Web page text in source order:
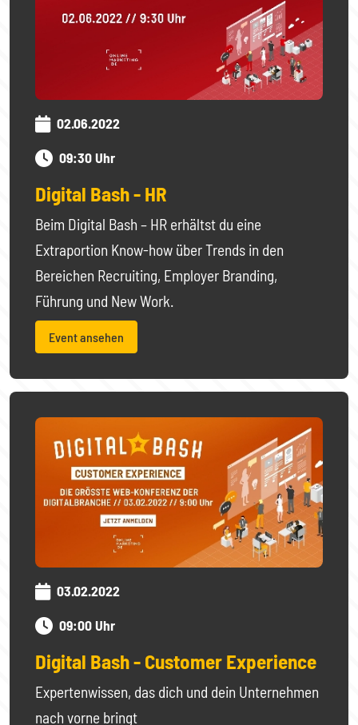
02.06.2022
09:30 Uhr
Digital Bash - HR
Beim Digital Bash – HR erhältst du eine
Extraportion Know-how über Trends in den
Bereichen Recruiting, Employer Branding,
Führung und New Work.
Event ansehen
03.02.2022
09:00 Uhr
Digital Bash - Customer Experience
Expertenwissen, das dich und dein Unternehmen
nach vorne bringt